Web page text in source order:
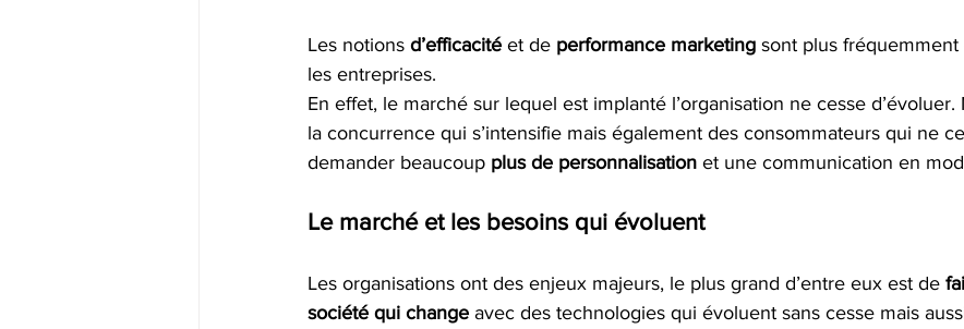
Les notions d’efficacité et de performance marketing sont plus
les entreprises.
En effet, le marché sur lequel est implanté l’organisation ne cesse
la concurrence qui s’intensifie mais également des consommateurs qui ne
demander beaucoup plus de personnalisation et une communication en
Le marché et les besoins qui évoluent
Les organisations ont des enjeux majeurs, le plus grand d’entre eux est de
société qui change avec des technologies qui évoluent sans cesse mais